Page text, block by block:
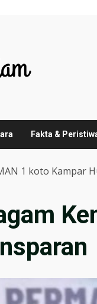
Fakta &
1 koto Kampar